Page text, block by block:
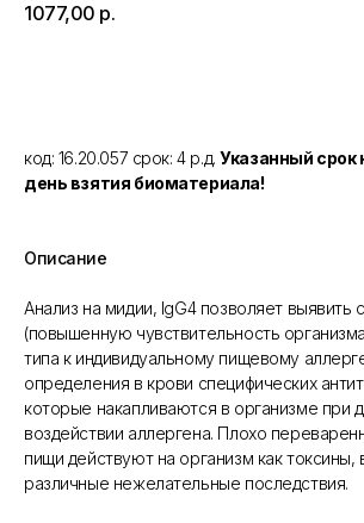
1077,00 р.
код: 16.20.057 срок: 4 р.д.Указанный срок
день взятия биоматериала!
Описание
Анализ на мидии, IgG4 позволяет выявить
(повышенную чувствительность
типа к индивидуальному пищевому
определения в крови специфических
которые накапливаются в организме при
воздействии аллергена. Плохо
пищи действуют на организм как токсины,
различные нежелательные последствия.